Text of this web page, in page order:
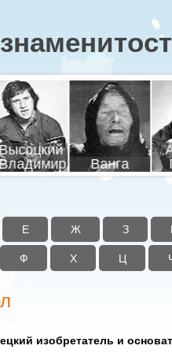
Ванга
Е Ж З
Ф Х Ц
изобретатель и